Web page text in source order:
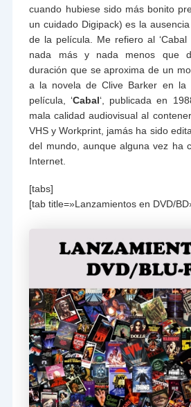
cuando hubiese sido más bonito
un cuidado Digipack) es la
de la película. Me refiero al ‘Cabal
nada más y nada menos que
duración que se aproxima de un
a la novela de Clive Barker en la
película, ‘Cabal‘, publicada en
mala calidad audiovisual al
VHS y Workprint, jamás ha sido
del mundo, aunque alguna vez ha
Internet.
[tabs]
[tab title=»Lanzamientos en DVD/